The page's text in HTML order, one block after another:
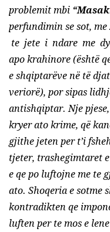
problemit mbi
perfundimin se sot,
te jete i ndare me
apo krahinore (është
e shqiptarëve në të
veriorë), por sipas
antishqiptar. Nje
kryer ato krime, që
gjithe jeten per t’i
tjeter, trashegimtaret
e qe po luftojne me te
ato. Shoqeria e sotme
kontradikten qe
luften per te mos e